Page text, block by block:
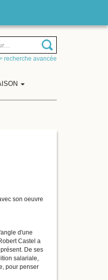
recherche avancée
son oeuvre
d'une
Castel a
De ses
salariale,
pour penser